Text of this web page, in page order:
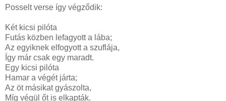
Posselt verse így végződik:
Két kicsi pilóta
Futás közben lefagyott a lába;
Az egyiknek elfogyott a szuflája,
Így már csak egy maradt.
Egy kicsi pilóta
Hamar a végét járta;
Az öt másikat gyászolta,
Míg végül őt is elkapták.